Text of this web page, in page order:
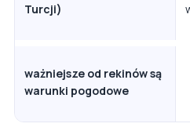
Turcji)
ważniejsze od rekinów są
warunki pogodowe